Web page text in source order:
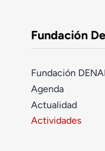
Fundación
Fundación
Agenda
Actualidad
Actividades